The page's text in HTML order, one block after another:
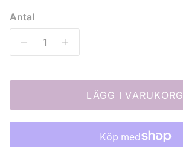
Antal
LÄGG I VARUKORG